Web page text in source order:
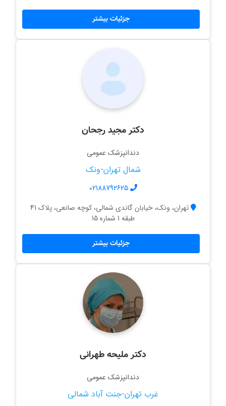
جزئیات بیشتر
دکتر مجید رجحان
دندانپزشک عمومی
شمال تهران-ونک
02188792625
تهران، ونک، خیابان گاندی شمالی، کوچه صانعی، پلاک 41
طبقه 1 شماره 15
جزئیات بیشتر
دکتر ملیحه طهرانی
دندانپزشک عمومی
غرب تهران-جنت آباد شمالی